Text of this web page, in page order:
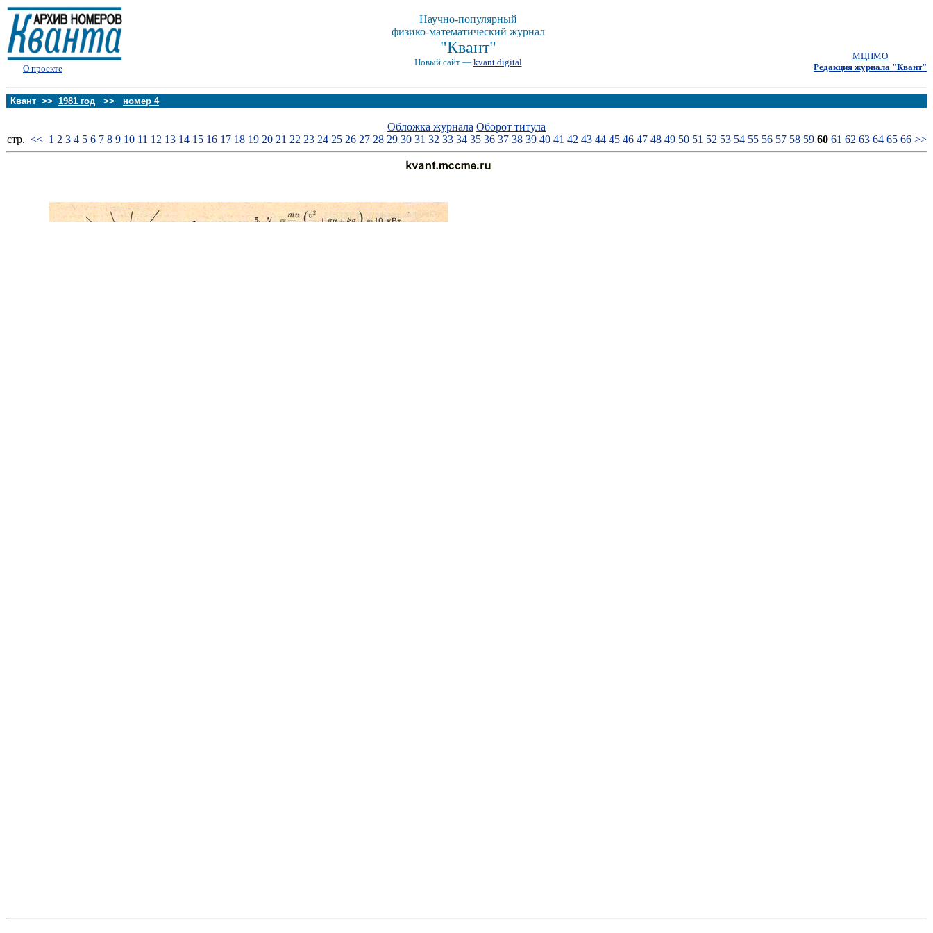
О проекте
Научно-популярный
физико-математический журнал
"Квант"
Новый сайт — kvant.digital
МЦНМО
Редакция журнала "Квант"
Квант >> 1981 год >> номер 4
Обложка журнала Оборот титула
стp. << 1 2 3 4 5 6 7 8 9 10 11 12 13 14 15 16 17 18 19 20 21 22 23 24 25 26 27 28 29 30 31 32 33 34 35 36 37 38 39 40 41 42 43 44 45 46 47 48 49 50 51 52 53 54 55 56 57 58 59 60 61 62 63 64 65 66 >>